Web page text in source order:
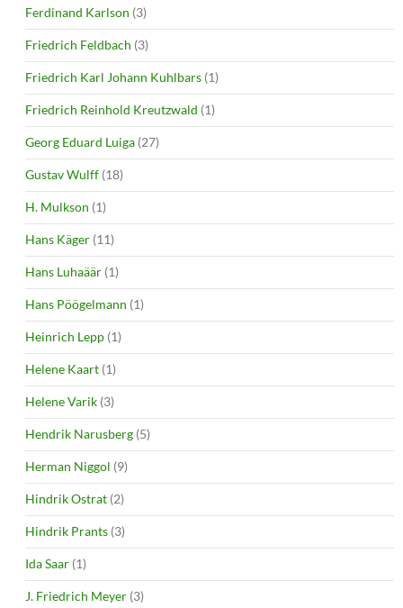
Ferdinand Karlson (3)
Friedrich Feldbach (3)
Friedrich Karl Johann Kuhlbars (1)
Friedrich Reinhold Kreutzwald (1)
Georg Eduard Luiga (27)
Gustav Wulff (18)
H. Mulkson (1)
Hans Käger (11)
Hans Luhaäär (1)
Hans Pöögelmann (1)
Heinrich Lepp (1)
Helene Kaart (1)
Helene Varik (3)
Hendrik Narusberg (5)
Herman Niggol (9)
Hindrik Ostrat (2)
Hindrik Prants (3)
Ida Saar (1)
J. Friedrich Meyer (3)